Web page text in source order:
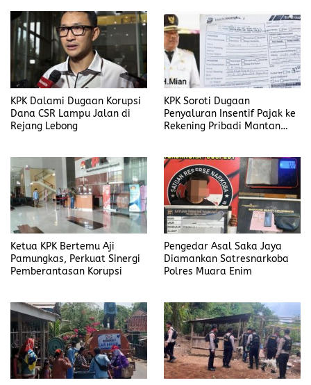
KPK Dalami Dugaan Korupsi
Dana CSR Lampu Jalan di
Rejang Lebong
KPK Soroti Dugaan
Penyaluran Insentif Pajak ke
Rekening Pribadi Mantan
Ketua KPK Bertemu Aji
Pamungkas, Perkuat Sinergi
Pemberantasan Korupsi
Pengedar Asal Saka Jaya
Diamankan Satresnarkoba
Polres Muara Enim